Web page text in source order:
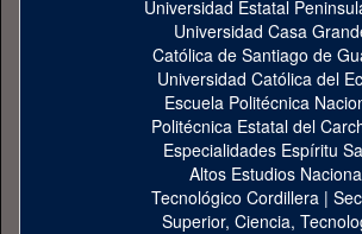
Universidad Estatal
Universidad Casa
Católica de Santiago de
Universidad Católica del
Escuela Politécnica
Politécnica Estatal del
Especialidades Espíritu
Altos Estudios
Tecnológico Cordillera |
Superior, Ciencia,